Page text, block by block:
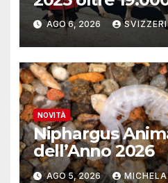
reinserite nel
lavoro
AGO 6, 2026
NOVITÀ
Niphargus
dell’Anno 2026
AGO 5, 2026